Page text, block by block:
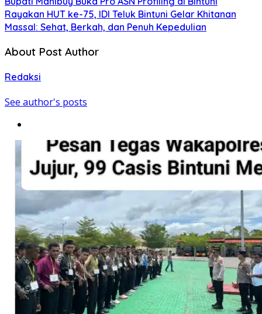
Rayakan HUT ke-75, IDI Teluk Bintuni Gelar Khitanan
Massal: Sehat, Berkah, dan Penuh Kepedulian
About Post Author
Redaksi
See author's posts